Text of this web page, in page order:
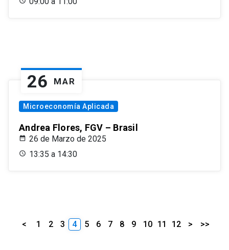
26 MAR
Microeconomía Aplicada
Andrea Flores, FGV – Brasil
26 de Marzo de 2025
13:35 a 14:30
< 1 2 3 4 5 6 7 8 9 10 11 12 > >>